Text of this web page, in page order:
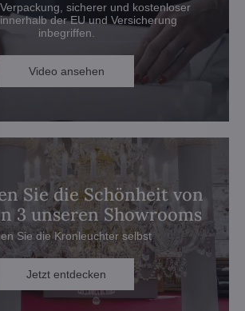
sicherer und kostenloser
der EU und Versicherung
inbegriffen.
Video ansehen
Sie die Schönheit von
3 unseren Showrooms
Sie die Kronleuchter selbst
Jetzt entdecken